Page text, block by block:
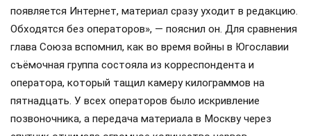
появляется Интернет, материал сразу уходит в редакцию.
Обходятся без операторов», — пояснил он. Для сравнения
глава Союза вспомнил, как во время войны в Югославии
съёмочная группа состояла из корреспондента и
оператора, который тащил камеру килограммов на
пятнадцать. У всех операторов было искривление
позвоночника, а передача материала в Москву через